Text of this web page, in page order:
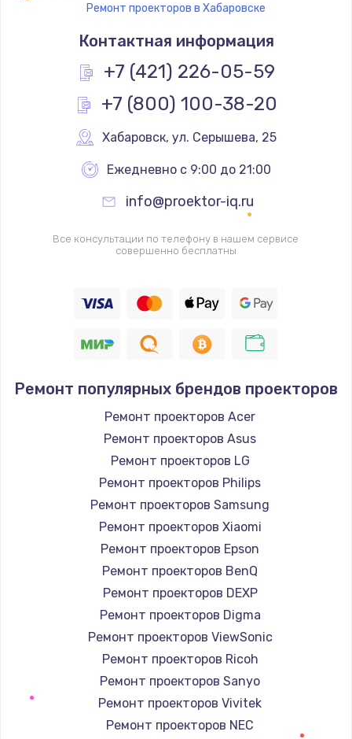
Замена термостата
1200 руб.
Заказать
Замена реле
Замена термопредохранителя
700 руб.
Заказать
2500 руб.
1400 руб.
Заказать
Замена / ремонт электронного модуля
управления
600 руб.
Замена конфорки
1100 руб.
Заказать
Замена платы сенсора
900 руб.
Заказать
Замена регулятора режимов конфорки
Ремонт проекторов в Хабаровске
Контактная информация
+7 (421) 226-05-59
+7 (800) 100-38-20
Хабаровск, ул. Серышева, 25
Ежедневно с 9:00 до 21:00
info@proektor-iq.ru
Все консультации по телефону в нашем сервисе
совершенно бесплатны
Ремонт популярных брендов проекторов
Ремонт проекторов Acer
Ремонт проекторов Asus
Ремонт проекторов LG
Ремонт проекторов Philips
Ремонт проекторов Samsung
Ремонт проекторов Xiaomi
Ремонт проекторов Epson
Ремонт проекторов BenQ
Ремонт проекторов DEXP
Ремонт проекторов Digma
Ремонт проекторов ViewSonic
Ремонт проекторов Ricoh
Ремонт проекторов Sanyo
Ремонт проекторов Vivitek
Ремонт проекторов NEC